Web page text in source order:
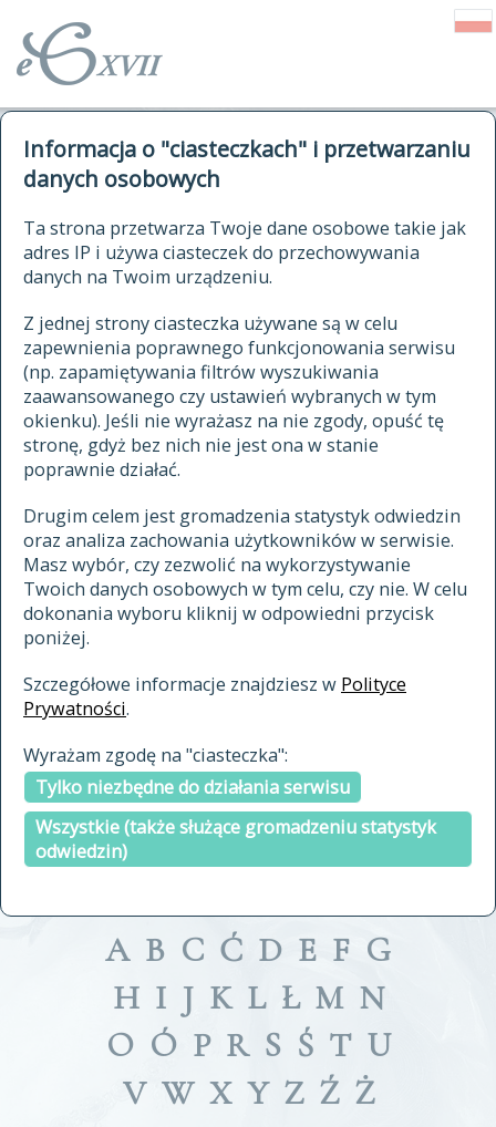
Informacja o "ciasteczkach" i przetwarzaniu
danych osobowych
Ta strona przetwarza Twoje dane osobowe takie jak
adres IP i używa ciasteczek do przechowywania
danych na Twoim urządzeniu.
Z jednej strony ciasteczka używane są w celu
zapewnienia poprawnego funkcjonowania serwisu
(np. zapamiętywania filtrów wyszukiwania
zaawansowanego czy ustawień wybranych w tym
okienku). Jeśli nie wyrażasz na nie zgody, opuść tę
stronę, gdyż bez nich nie jest ona w stanie
poprawnie działać.
Drugim celem jest gromadzenia statystyk odwiedzin
oraz analiza zachowania użytkowników w serwisie.
Masz wybór, czy zezwolić na wykorzystywanie
Twoich danych osobowych w tym celu, czy nie. W celu
dokonania wyboru kliknij w odpowiedni przycisk
poniżej.
Szczegółowe informacje znajdziesz w Polityce
Prywatności.
Wyrażam zgodę na "ciasteczka":
Tylko niezbędne do działania serwisu
Wszystkie (także służące gromadzeniu statystyk
odwiedzin)
autorzy Słownika
historia
publikacje
źródła
autorzy tekstów źródłowych
zasady opracowania
statystyki
najnowsze hasła
ostatnio zmodyfikowane hasła
materiały archiwalne
cytowanie
kontakt
kwerendy
jak cytować Słownik
ELEKTRONICZNY SŁOWNIK
JĘZYKA POLSKIEGO
XVII I XVIII WIEKU
znajdź hasła
zaczynające się od
indeksie
a fronte
a tergo
A B C Ć D E F G
H I J K L Ł M N
O Ó P R S Ś T U
V W X Y Z Ź Ż